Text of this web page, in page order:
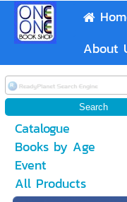
About
Catalogue
Books by Age
Event
All Products